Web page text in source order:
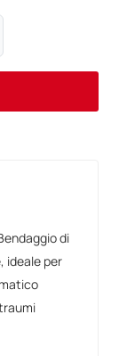
di
ideale per